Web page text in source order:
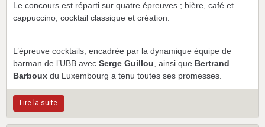
Le concours est réparti sur quatre épreuves ; bière, café et
cappuccino, cocktail classique et création.
L’épreuve cocktails, encadrée par la dynamique équipe de
barman de l’UBB avec Serge Guillou , ainsi que Bertrand
Barbouxdu Luxembourg a tenu toutes ses promesses.
Lire la suite